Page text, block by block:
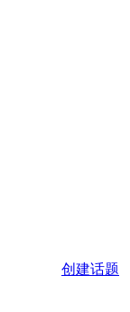
创建话题